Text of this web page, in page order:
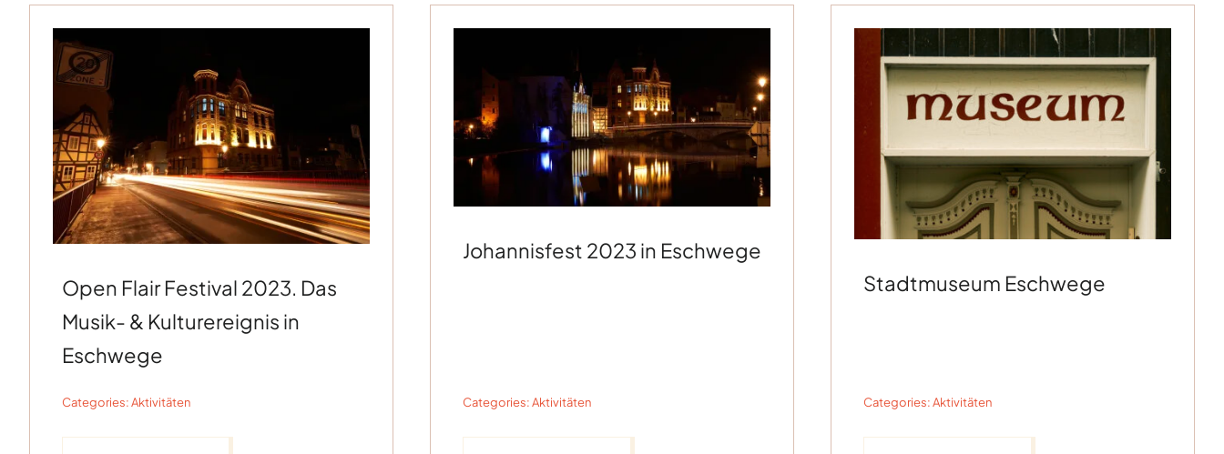
Open Flair Festival 2023. Das
Musik- & Kulturereignis in
Eschwege
Categories:Aktivitäten
Johannisfest 2023 in Eschwege
Categories:Aktivitäten
Stadtmuseum Eschwege
Categories:Aktivitäten